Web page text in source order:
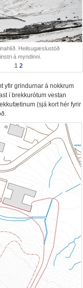
Heilsugæslustöð
á myndinni.
1 2
yfir grindurnar á nokkrum
í brekkurótum vestan
(sjá kort hér fyrir